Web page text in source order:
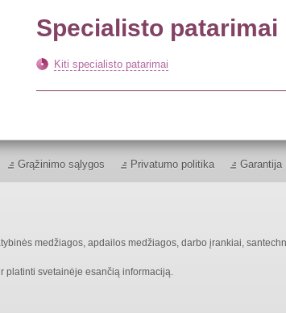
Specialisto patarimai
Kiti specialisto patarimai
Grąžinimo sąlygos Privatumo politika Garantija
medžiagos, apdailos medžiagos, darbo įrankiai,
platinti svetainėje esančią informaciją.